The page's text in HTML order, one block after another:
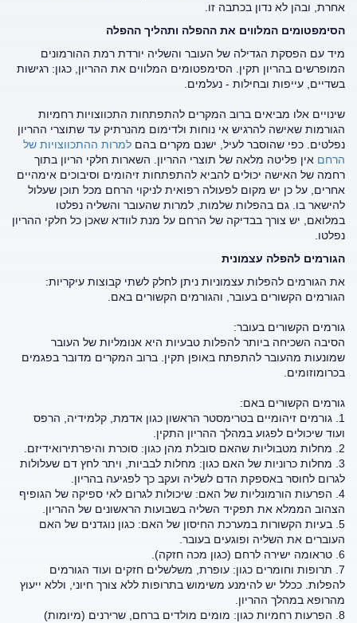
אחרת, ובהן לא נדון בכתבה זו.
הסימפטומים המלווים את ההפלה ותהליך ההפלה
מיד עם הפסקת הגדילה של העובר והשליה יורדת רמת ההורמונים
המופרשים בהריון תקין. הסימפטומים המלווים את ההריון, כגון: רגישות
בשדיים, עייפות ובחילות - נעלמים.
שינויים אלו מביאים ברוב המקרים להתפתחות התכווצויות רחמיות
הגורמות שאישה להרגיש אי נוחות ולדימום מהנרתיק עד שתוצרי ההריון
נפלטים. כפי שהוסבר לעיל, ישנם מקרים בהם למרות ההתכווצויות של
הרחם אין פליטה מלאה של תוצרי ההריון. השארות חלקי הריון בתוך
רחמה של האישה יכולים להביא להתפתחות זיהומים וסיבוכים אימהיים
אחרים, על כן יש מקום לפעולה רפואית לניקוי הרחם מכל תוכן שעלול
להישאר בו. גם בהפלות שלמות, למרות שהעובר והשליה נפלטו
במלואם, יש צורך בבדיקה של הרחם על מנת לוודא שאכן כל חלקי ההריון
נפלטו.
הגורמים להפלה עצמונית
את הגורמים להפלות עצמוניות ניתן לחלק לשתי קבוצות עיקריות:
הגורמים הקשורים בעובר, והגורמים הקשורים באם.
גורמים הקשורים בעובר:
הסיבה השכיחה ביותר להפלות טבעיות היא אנומליות של העובר
שמונעות מהעובר להתפתח באופן תקין. ברוב המקרים מדובר בפגמים
בכרומוזומים.
גורמים הקשורים באם:
1. גורמים זיהומיים בטרימסטר הראשון כגון אדמת, קלמידיה, הרפס
ועוד שיכולים לפגוע במהלך ההריון התקין.
2. מחלות מטבוליות שהאם סובלת מהן כגון: סוכרת והיפרתירואידיזם.
3. מחלות כרוניות של האם כגון: מחלות לבביות, ויתר לחץ דם שעלולות
לגרום לחוסר באספקת הדם לשליה ועקב כך לפגיעה בהריון.
4. הפרעות הורמונליות של האם: שיכולות לגרום לאי ספיקה של הגופיף
הצהוב הממלא את תפקיד השליה בשבועות הראשונים של ההריון.
5. בעיות הקשורות במערכת החיסון של האם: כגון נוגדנים של האם
העוברים את השליה ופוגעים בעובר.
6. טראומה ישירה לרחם (כגון מכה חזקה).
7. תרופות וחומרים כגון: עופרת, משלשלים חזקים ועוד הגורמים
להפלות. ככלל יש להימנע משימוש בתרופות ללא צורך חיוני, וללא ייעוץ
מהרופא במהלך ההריון.
8. הפרעות רחמיות כגון: מומים מולדים ברחם, שרירנים (מיומות)